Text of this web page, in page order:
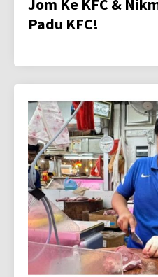
Jom Ke KFC &
Padu KFC!